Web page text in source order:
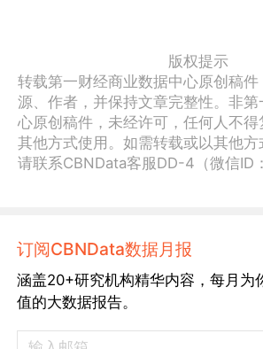
版权提示
转载第一财经商业数据中心原创稿
源、作者，并保持文章完整性。非
心原创稿件，未经许可，任何人不
其他方式使用。如需转载或以其他方
请联系CBNData客服DD-4（微信ID
订阅CBNData数据月报
涵盖20+研究机构精华内容，每月为
值的大数据报告。